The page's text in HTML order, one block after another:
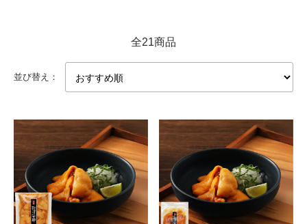
全21商品
並び替え：